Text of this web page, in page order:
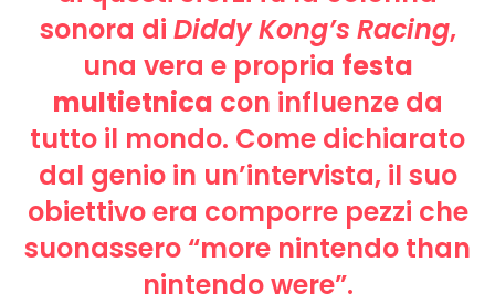
sonora di Diddy Kong’s Racing,
una vera e propria festa
multietnica con influenze da
tutto il mondo. Come dichiarato
dal genio in un’intervista, il suo
obiettivo era comporre pezzi che
suonassero “more nintendo than
nintendo were”.